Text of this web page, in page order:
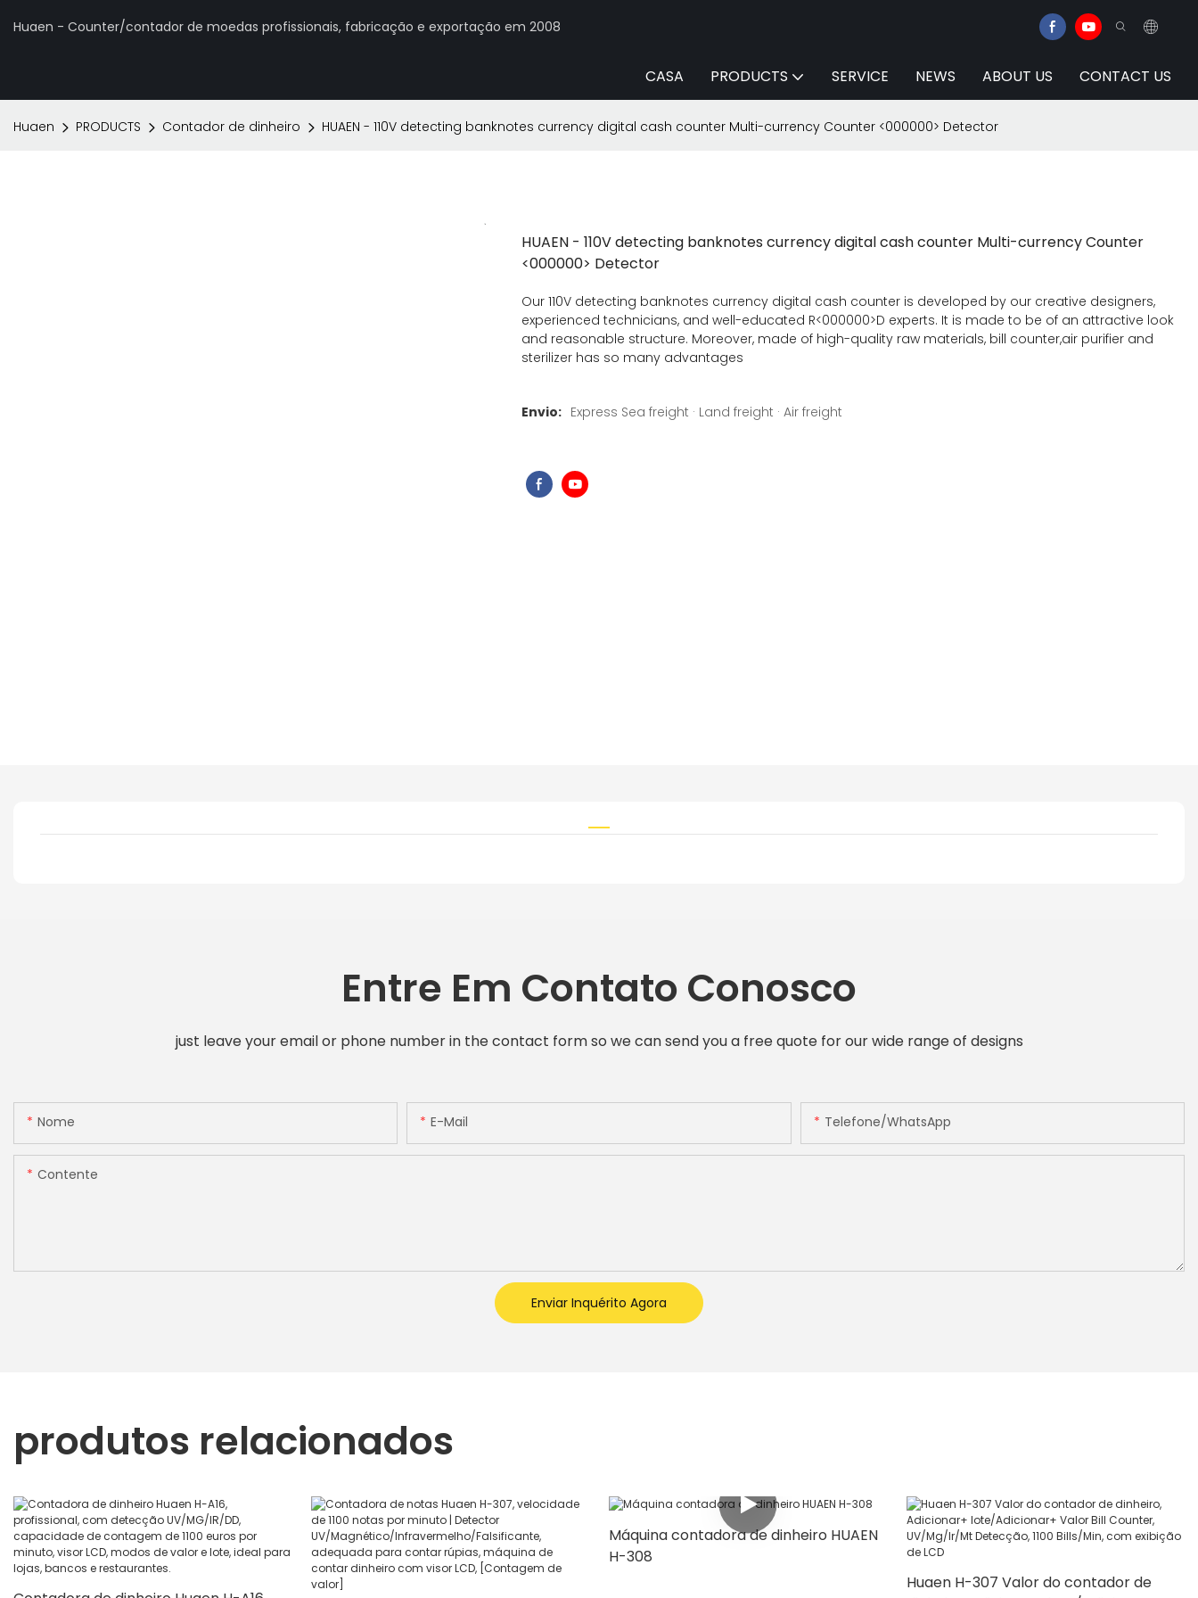
Huaen - Counter/contador de moedas profissionais, fabricação e exportação em 2008
CASA PRODUCTS SERVICE NEWS ABOUT US CONTACT US
Huaen PRODUCTS Contador de dinheiro HUAEN - 110V detecting banknotes currency digital cash counter Multi-currency Counter <000000> Detector
HUAEN - 110V detecting banknotes currency digital cash counter Multi-currency Counter
<000000> Detector
Our 110V detecting banknotes currency digital cash counter is developed by our creative designers,
experienced technicians, and well-educated R<000000>D experts. It is made to be of an attractive look
and reasonable structure. Moreover, made of high-quality raw materials, bill counter,air purifier and
sterilizer has so many advantages
Envio: Express Sea freight · Land freight · Air freight
Entre Em Contato Conosco
just leave your email or phone number in the contact form so we can send you a free quote for our wide range of designs
Nome E-Mail Telefone/WhatsApp
Contente
Enviar Inquérito Agora
produtos relacionados
Máquina contadora de dinheiro HUAEN
H-308
Huaen H-307 Valor do contador de